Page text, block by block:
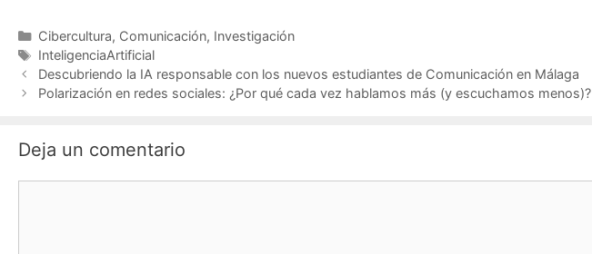
Categorías
Cibercultura, Comunicación, Investigación
Etiquetas
InteligenciaArtificial
Descubriendo la IA responsable con los nuevos estudiantes de Comunicación en Málaga
Polarización en redes sociales: ¿Por qué cada vez hablamos más (y escuchamos menos)?
Deja un comentario